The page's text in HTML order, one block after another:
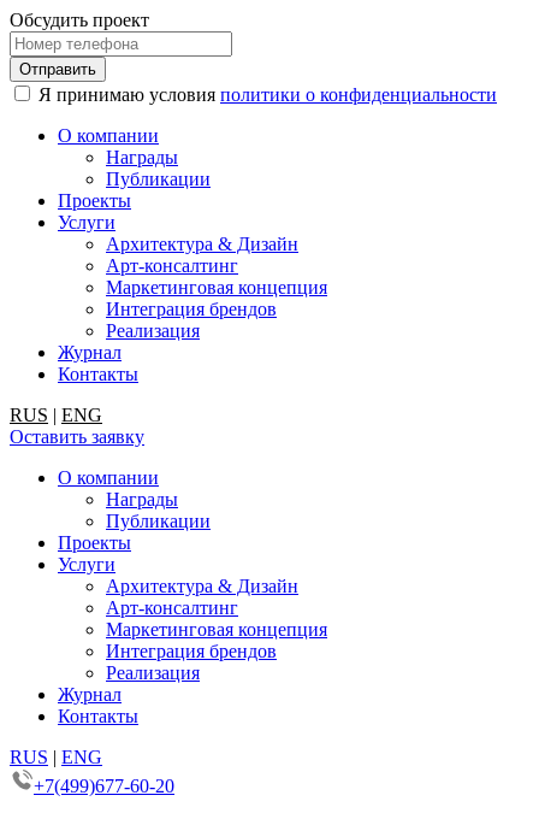
Обсудить проект
Я принимаю условия политики о конфиденциальности
О компании
Награды
Публикации
Проекты
Услуги
Архитектура & Дизайн
Арт-консалтинг
Маркетинговая концепция
Интеграция брендов
Реализация
Журнал
Контакты
RUS | ENG
Оставить заявку
О компании
Награды
Публикации
Проекты
Услуги
Архитектура & Дизайн
Арт-консалтинг
Маркетинговая концепция
Интеграция брендов
Реализация
Журнал
Контакты
RUS | ENG
+7(499)677-60-20